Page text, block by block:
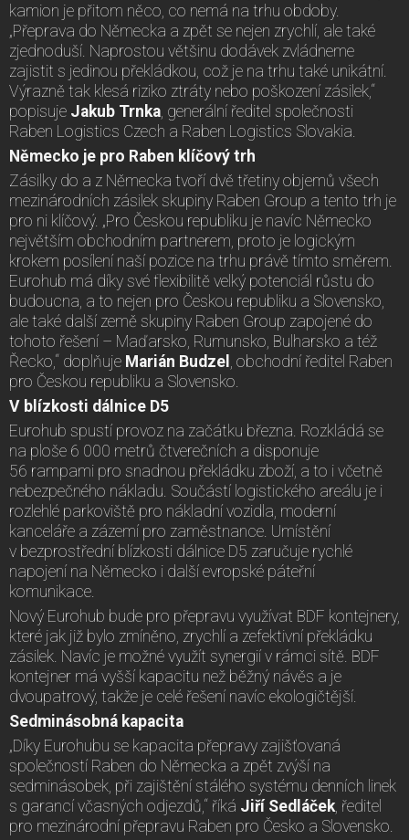
kamion je přitom něco, co nemá na trhu obdoby.
„Přeprava do Německa a zpět se nejen zrychlí, ale také
zjednoduší. Naprostou většinu dodávek zvládneme
zajistit s jedinou překládkou, což je na trhu také unikátní.
Výrazně tak klesá riziko ztráty nebo poškození zásilek,“
popisuje Jakub Trnka , generální ředitel společnosti
Raben Logistics Czech a Raben Logistics Slovakia.
Německo je pro Raben klíčový trh
Zásilky do a z Německa tvoří dvě třetiny objemů všech
mezinárodních zásilek skupiny Raben Group a tento trh je
pro ni klíčový. „Pro Českou republiku je navíc Německo
největším obchodním partnerem, proto je logickým
krokem posílení naší pozice na trhu právě tímto směrem.
Eurohub má díky své flexibilitě velký potenciál růstu do
budoucna, a to nejen pro Českou republiku a Slovensko,
ale také další země skupiny Raben Group zapojené do
tohoto řešení – Maďarsko, Rumunsko, Bulharsko a též
Řecko,“ doplňuje Marián Budzel , obchodní ředitel Raben
pro Českou republiku a Slovensko.
V blízkosti dálnice D5
Eurohub spustí provoz na začátku března. Rozkládá se
na ploše 6 000 metrů čtverečních a disponuje
56 rampami pro snadnou překládku zboží, a to i včetně
nebezpečného nákladu. Součástí logistického areálu je i
rozlehlé parkoviště pro nákladní vozidla, moderní
kanceláře a zázemí pro zaměstnance. Umístění
v bezprostřední blízkosti dálnice D5 zaručuje rychlé
napojení na Německo i další evropské páteřní
komunikace.
Nový Eurohub bude pro přepravu využívat BDF kontejnery,
které jak již bylo zmíněno, zrychlí a zefektivní překládku
zásilek. Navíc je možné využít synergií v rámci sítě. BDF
kontejner má vyšší kapacitu než běžný návěs a je
dvoupatrový, takže je celé řešení navíc ekologičtější.
Sedminásobná kapacita
„Díky Eurohubu se kapacita přepravy zajišťovaná
společností Raben do Německa a zpět zvýší na
sedminásobek, při zajištění stálého systému denních linek
s garancí včasných odjezdů,“ říká Jiří Sedláček , ředitel
pro mezinárodní přepravu Raben pro Česko a Slovensko.